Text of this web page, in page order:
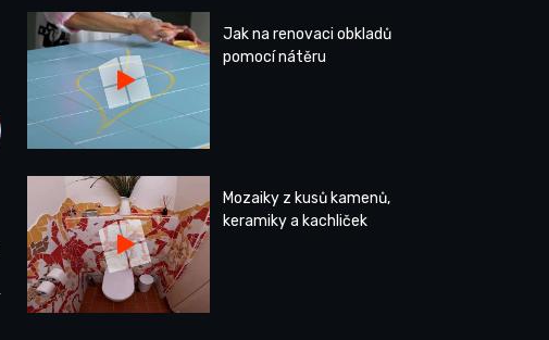
Jak na renovaci obkladů
pomocí nátěru
Mozaiky z kusů kamenů,
keramiky a kachliček